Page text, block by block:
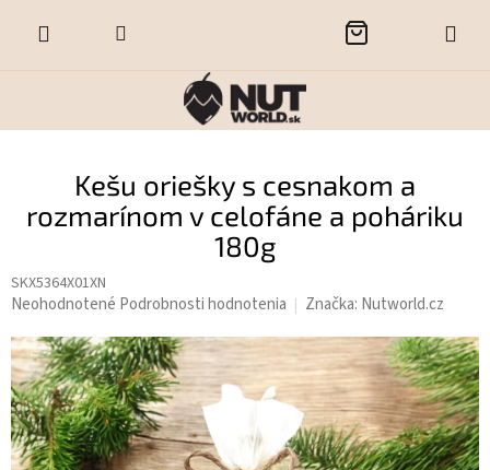
NÁKUPNÝ
Kešu oriešky s cesnakom a
rozmarínom v celofáne a poháriku
180g
SKX5364X01XN
Priemerné
produktu
je
0,0
z
5
hviezdičiek.
Neohodnotené Podrobnosti hodnotenia Značka: Nutworld.cz